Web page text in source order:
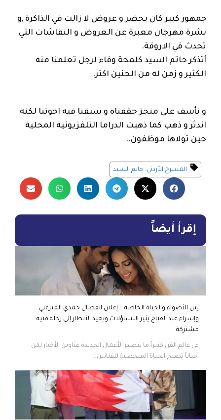
جمهور كبير كان يحضر و عروض لا زالت في الذاكرة ,و
نشرة مهرجان معبرة عن العروض و النقاشات التي
تحدث في الاروقة.
أتذكر حاتم السيد كلمحة وفاء لرجل تعلمنا منه
الكثير و زمن له من الحنين اكثر.
و نأسف على منجز حققناه و سبقنا فيه اخوتنا لكنه
اندثر و ذهب كما ذهبت الدراما التلفزيونية المحلية
حين تولاها موظفون..
المسرح الأردني, حاتم السيد
إقرأ أيضاً
بين الأضواء والحياة الخاصة … إعلان انفصال حمدي الميرغني
وإسراء عبد الفتاح يثير التساؤلات ويعيد الأنظار إلى رحلة فنية
مشتركة
في عالم الفن كثيراً ما تتصدر الأعمال الجديدة عناوين الأخبار لكن
أحياناً تصبح الحياة الشخصية للفنانين...